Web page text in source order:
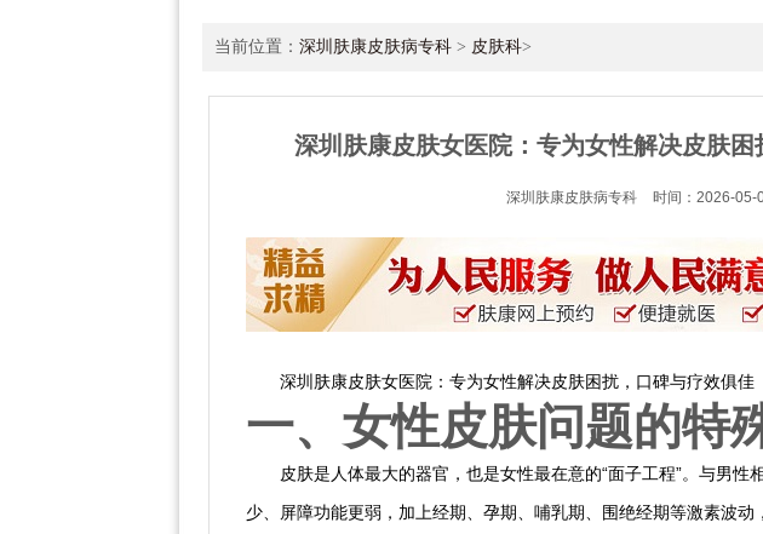
当前位置： 深圳肤康皮肤病专科 > 皮肤科>
深圳肤康皮肤女医院：专为女性解决皮肤
深圳肤康皮肤病专科 时间：2026-05-
深圳肤康皮肤女医院：专为女性解决皮肤困扰，口碑与疗效俱佳
一、女性皮肤问题的特
皮肤是人体最大的器官，也是女性最在意的“面子工程”。与男性
少、屏障功能更弱，加上经期、孕期、哺乳期、围绝经期等激素波动